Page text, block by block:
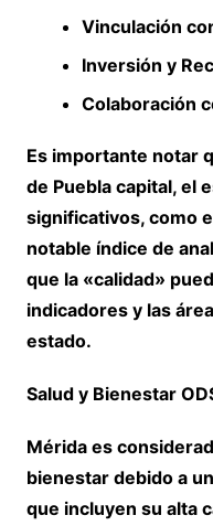
Vinculación
Inversión y
Colaboración
Es importante notar
de Puebla capital, el
significativos, como
notable índice de
que la «calidad»
indicadores y las
estado.
Salud y Bienestar
Mérida es
bienestar debido a
que incluyen su alta